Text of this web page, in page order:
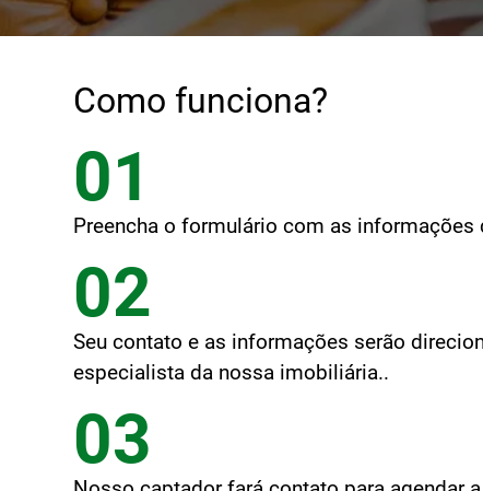
Como funciona?
01
Preencha o formulário com as informações
02
Seu contato e as informações serão
especialista da nossa imobiliária..
03